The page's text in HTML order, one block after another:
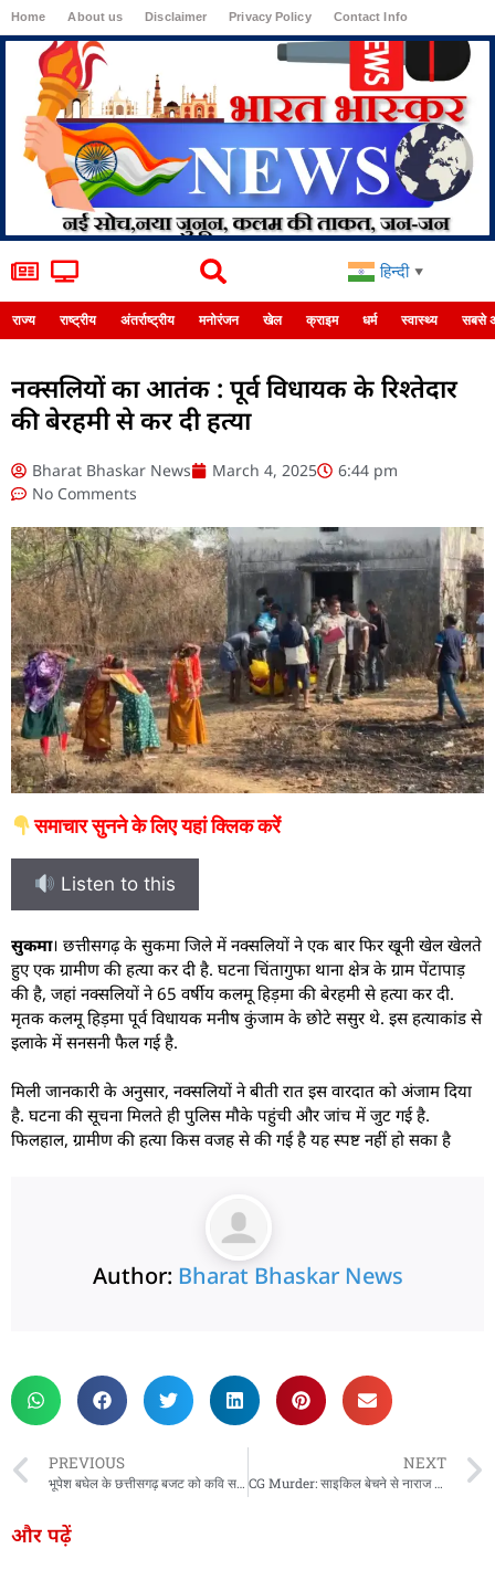
Home About us Disclaimer Privacy Policy Contact Info
हिन्दी ▼
राज्य राष्ट्रीय अंतर्राष्ट्रीय मनोरंजन खेल क्राइम धर्म स्वास्थ्य सबसे
नक्सलियों का आतंक : पूर्व विधायक के रिश्तेदार
की बेरहमी से कर दी हत्या
Bharat Bhaskar News March 4, 2025
6:44 pm
No Comments
समाचार सुनने के लिए यहां क्लिक करें
Listen to this
सुकमा। छत्तीसगढ़ के सुकमा जिले में नक्सलियों ने एक बार फिर खूनी खेल खेलते
हुए एक ग्रामीण की हत्या कर दी है. घटना चिंतागुफा थाना क्षेत्र के ग्राम पेंटापाड़
की है, जहां नक्सलियों ने 65 वर्षीय कलमू हिड़मा की बेरहमी से हत्या कर दी.
मृतक कलमू हिड़मा पूर्व विधायक मनीष कुंजाम के छोटे ससुर थे. इस हत्याकांड से
इलाके में सनसनी फैल गई है.
मिली जानकारी के अनुसार, नक्सलियों ने बीती रात इस वारदात को अंजाम दिया
है. घटना की सूचना मिलते ही पुलिस मौके पहुंची और जांच में जुट गई है.
फिलहाल, ग्रामीण की हत्या किस वजह से की गई है यह स्पष्ट नहीं हो सका है
Author: Bharat Bhaskar News
PREVIOUS
भूपेश बघेल के छत्तीसगढ़ बजट को कवि सम्मेलन बताए जाने पर भाजपा को आपत्ति
NEXT
CG Murder: साइकिल बेचने से नाराज भाइयों ने युवक को बंधक बनाकर पीटा, मौत के बाद जलाया दिया शव
और पढ़ें